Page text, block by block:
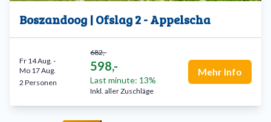
Boszandoog | Ofslag 2 - Appelscha
682,-
598,-
Last minute: 13%
Inkl. aller Zuschläge
Fr 14 Aug. -
Mo 17 Aug.
2 Personen
Mehr Info